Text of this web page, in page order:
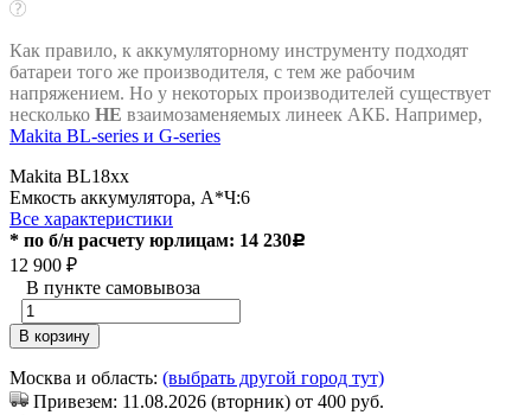
Как правило, к аккумуляторному инструменту подходят
батареи того же производителя, с тем же рабочим
напряжением. Но у некоторых производителей существует
несколько НЕ взаимозаменяемых линеек АКБ. Например,
Makita BL-series и G-series
Makita BL18xx
Емкость аккумулятора, А*Ч:6
Все характеристики
* по б/н расчету юрлицам: 14 230Р
12 900 ₽
В пункте самовывоза
В корзину
Москва и область: (выбрать другой город тут)
Привезем: 11.08.2026 (вторник) от 400 руб.